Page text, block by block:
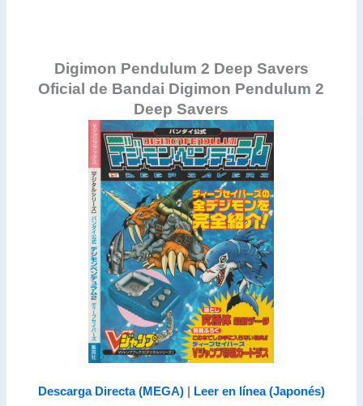
Digimon Pendulum 2 Deep Savers
Oficial de Bandai Digimon Pendulum 2
Deep Savers
Descarga Directa (MEGA)| Leer en línea (Japonés)